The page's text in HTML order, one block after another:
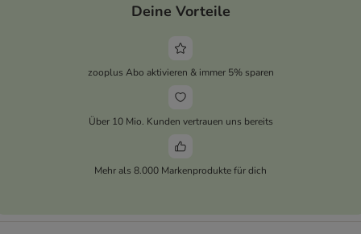
Deine Vorteile
zooplus Abo aktivieren & immer 5% sparen
Über 10 Mio. Kunden vertrauen uns bereits
Mehr als 8.000 Markenprodukte für dich